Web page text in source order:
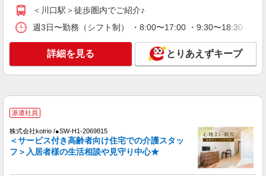
有料老人ホームでの介護士
時給：初任者研修1350円〜/実務者研修1400
円〜/介護福祉士1450円〜 ※資格・経験により異
埼玉県川口市
キープ 詳細を見る
株式会社トラストグロース 新宿本社 第3営業部
特別養護老人ホームでの介護士
時給：初任者研修1550円/実務者研修1600円/介
護福祉士1650円 ※資格や経験などによる
＜川口駅＞徒歩圏内でご紹介♪
週3日〜勤務（シフト制） ・8:00〜17:00 ・9:30〜18:30 ・
詳細を見る とりあえずキープ
派遣社員
株式会社kotrio /●SW-H1-2069815
＜サービス付き高齢者向け住宅での介護スタッ
フ＞入居者様の生活相談や見守り中心★